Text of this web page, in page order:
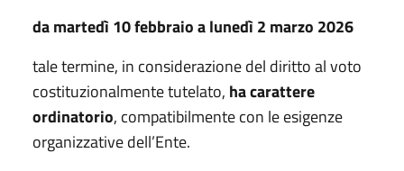
da martedì 10 febbraio a lunedì 2 marzo 2026
tale termine, in considerazione del diritto al voto
costituzionalmente tutelato, ha carattere
ordinatorio, compatibilmente con le esigenze
organizzative dell’Ente.